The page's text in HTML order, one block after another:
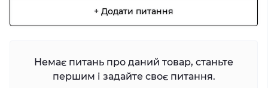
+ Додати питання
Немає питань про даний товар, станьте
першим і задайте своє питання.